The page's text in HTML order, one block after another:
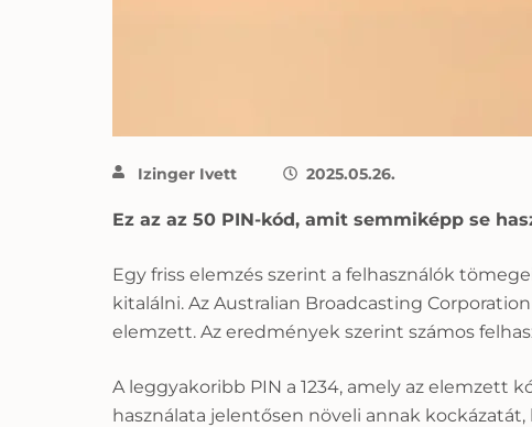
Izinger Ivett 2025.05.26.
Ez az az 50 PIN-kód, amit semmiképp se
Egy friss elemzés szerint a felhasználók
kitalálni. Az Australian Broadcasting
elemzett. Az eredmények szerint számos
A leggyakoribb PIN a 1234, amely az elemzett
használata jelentősen növeli annak